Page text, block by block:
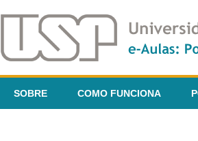
SOBRE COMO FUNCIONA